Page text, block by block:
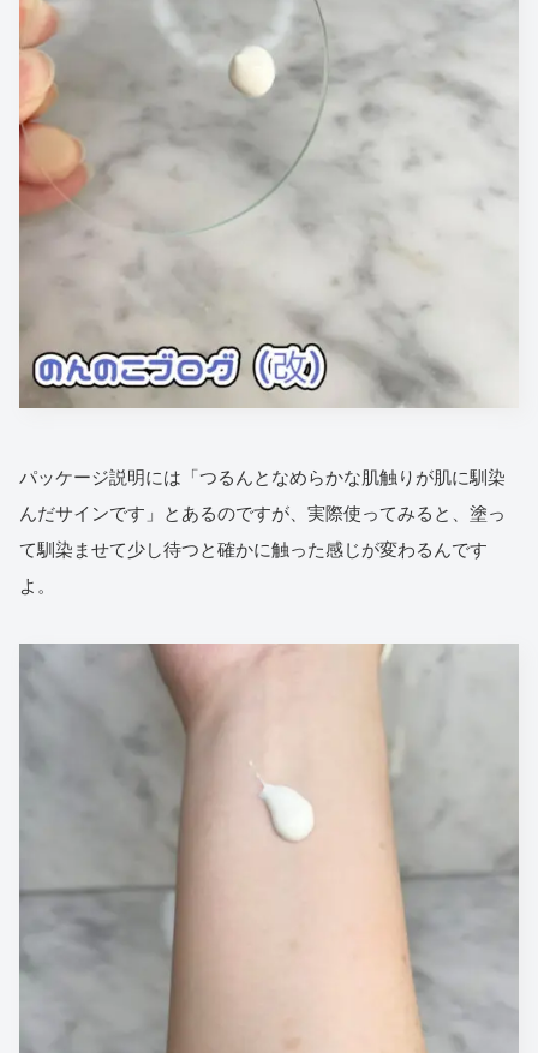
パッケージ説明には「つるんとなめらかな肌触りが肌に馴染
んだサインです」とあるのですが、実際使ってみると、塗っ
て馴染ませて少し待つと確かに触った感じが変わるんです
よ。